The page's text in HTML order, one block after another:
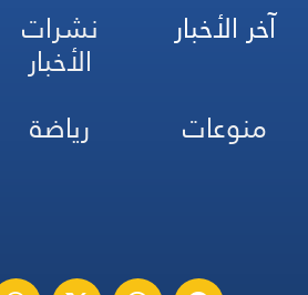
آخر الأخبار نشرات
الأخبار
منوعات
رياضة